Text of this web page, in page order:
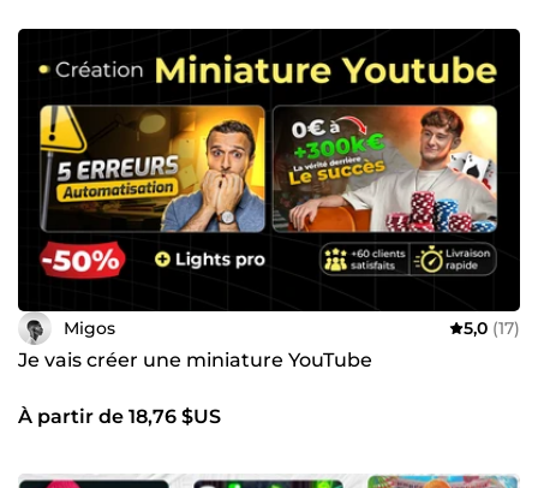
Migos 5,0 (17)
Je vais créer une miniature YouTube
À partir de 18,76 $US